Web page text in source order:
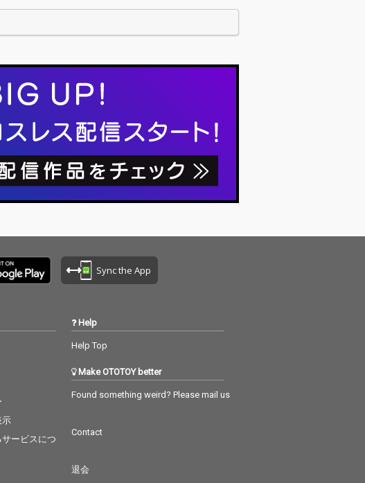
た。マイルスがフラン
スで演奏した回数は北
米以外のどの国より多
頻繁に行われている。
初めてマイルスがフラ
1949年、わずか22歳で
フェスティヴァル・イ
ンターナショナル・
デ・ジャズに出演した
ンサートを行ってい
る。ここに収められた
貴重な音源は、レコー
ループのフランスとの
特別な関係性を示唆
し、演奏に込められた
エネルギーを見事にと
初頭、マイルスはジャ
63年春、ハービー・ハ
ンコックがピアノ、ベ
ー、ドラムにトニー・
た。マイルスがフラン
頻繁に行われている。
初めてマイルスがフラ
1949年、わずか22歳で
フェスティヴァル・イ
ンターナショナル・
デ・ジャズに出演した
ンサートを行ってい
る。ここに収められた
貴重な音源は、レコー
特別な関係性を示唆
エネルギーを見事にと
初頭、マイルスはジャ
Sync the App
示
ービスにつ
Help
Help Top
Make OTOTOY better
Found something weird? Please mail us
Contact
退会